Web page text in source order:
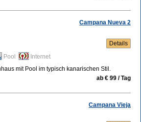
Details
Campana Nueva 2
Pool
Internet
mit Pool im typisch kanarischen Stil.
ab € 99 / Tag
Campana Vieja